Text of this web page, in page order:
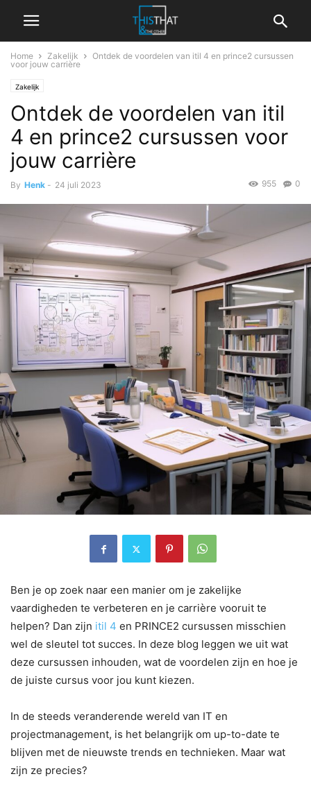
Home Zakelijk
Ontdek de voordelen van itil 4 en prince2 cursussen
voor jouw carrière
Zakelijk
Ontdek de voordelen van itil
4 en prince2 cursussen voor
jouw carrière
By Henk - 24 juli 2023 0
955
Ben je op zoek naar een manier om je zakelijke
vaardigheden te verbeteren en je carrière vooruit te
helpen? Dan zijn itil 4 en PRINCE2 cursussen misschien
wel de sleutel tot succes. In deze blog leggen we uit wat
deze cursussen inhouden, wat de voordelen zijn en hoe je
de juiste cursus voor jou kunt kiezen.
In de steeds veranderende wereld van IT en
projectmanagement, is het belangrijk om up-to-date te
blijven met de nieuwste trends en technieken. Maar wat
zijn ze precies?